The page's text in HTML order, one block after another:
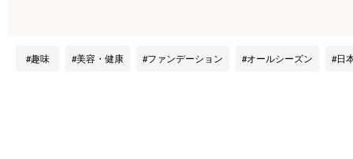
ットクッ
趣味 美容・健康 ファンデーション オールシーズン 日